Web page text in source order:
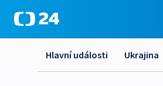
Hlavní události Ukrajina